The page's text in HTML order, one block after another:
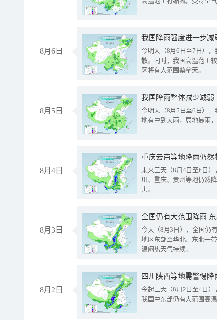
8月6日
今明天（8月6日至7日）
散。同时，我国高温范围
区将有大范围桑拿天。
8月5日
我国降雨整体减少减弱
今明天（8月5日至6日）
地有中到大雨，局地暴雨
8月4日
重庆云南等地降雨仍然
未来三天（8月4日至6日
川、重庆、贵州等地仍然
害。
8月3日
全国仍有大范围降雨
今天（8月3日），全国仍
地区东部至华北、东北一
温闷热天气持续。
8月2日
今起三天（8月2日至4日
我国中东部仍有大范围高